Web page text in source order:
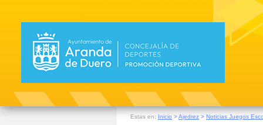
Estas en: Inicio >Ajedrez > Noticias Juegos